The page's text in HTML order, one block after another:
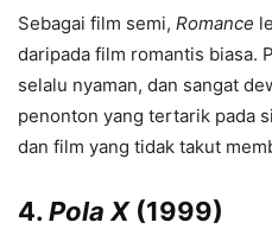
Sebagai film semi, Romance
daripada film romantis biasa.
selalu nyaman, dan sangat
penonton yang tertarik pada
dan film yang tidak takut
4. Pola X(1999)